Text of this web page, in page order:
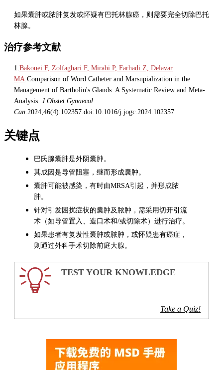
如果囊肿或脓肿复发或怀疑有巴托林腺癌，则需要完全切除巴托
林腺。
治疗参考文献
1.Bakouei F, Zolfaghari F, Mirabi P, Farhadi Z, Delavar
MA.Comparison of Word Catheter and Marsupialization in the
Management of Bartholin's Glands: A Systematic Review and Meta-
Analysis. J Obstet Gynaecol
Can.2024;46(4):102357.doi:10.1016/j.jogc.2024.102357
关键点
巴氏腺囊肿是外阴囊肿。
其成因是导管阻塞，继而形成囊肿。
囊肿可能被感染，有时由MRSA引起，并形成脓
肿。
针对引发困扰症状的囊肿及脓肿，需采用切开引流
术（如导管置入、造口术和/或切除术）进行治疗。
如果患者有复发性囊肿或脓肿，或怀疑患有癌症，
则通过外科手术切除前庭大腺。
TEST YOUR KNOWLEDGE
Take a Quiz!